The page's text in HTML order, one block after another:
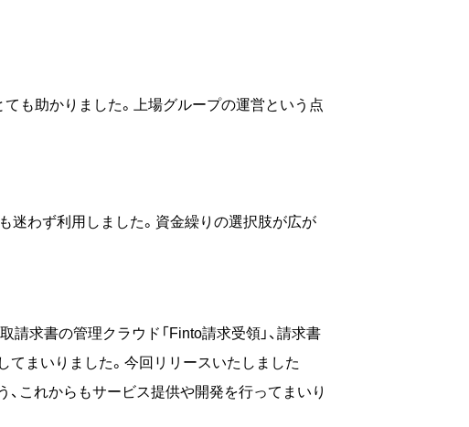
も助かりました。上場グループの運営という点
迷わず利用しました。資金繰りの選択肢が広が
求書の管理クラウド「Finto請求受領」、請求書
てまいりました。今回リリースいたしました
、これからもサービス提供や開発を行ってまいり